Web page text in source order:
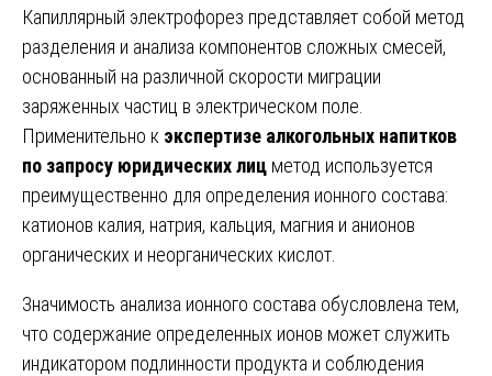
Капиллярный электрофорез представляет собой метод
разделения и анализа компонентов сложных смесей,
основанный на различной скорости миграции
заряженных частиц в электрическом поле.
Применительно к экспертизе алкогольных напитков
по запросу юридических лиц метод используется
преимущественно для определения ионного состава:
катионов калия, натрия, кальция, магния и анионов
органических и неорганических кислот.
Значимость анализа ионного состава обусловлена тем,
что содержание определенных ионов может служить
индикатором подлинности продукта и соблюдения